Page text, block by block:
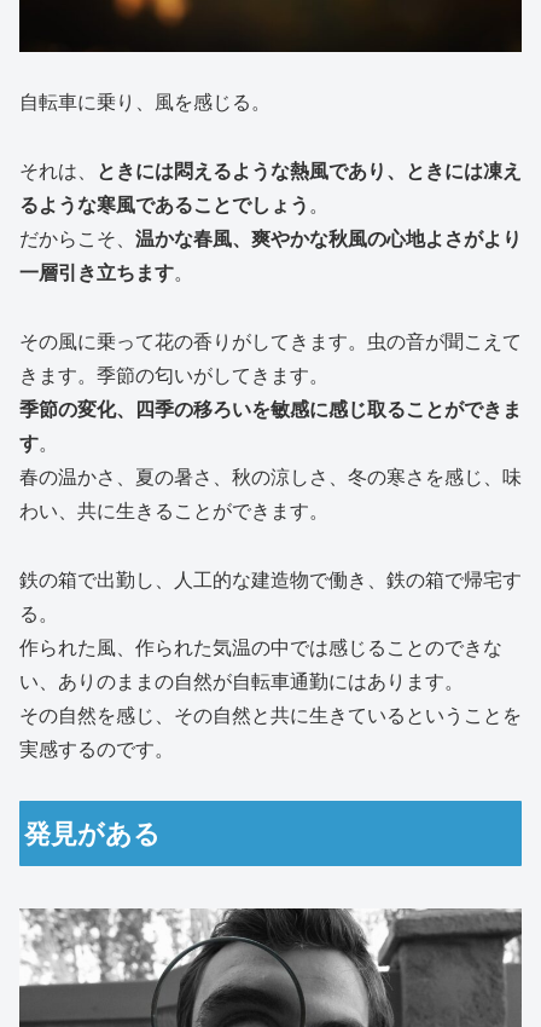
自転車に乗り、風を感じる。
それは、
ときには悶えるような熱風であり、ときには凍え
るような寒風であることでしょう 。
だからこそ、 温かな春風、爽やかな秋風の心地よさがより
一層引き立ちます。
その風に乗って花の香りがしてきます。虫の音が聞こえて
きます。季節の匂いがしてきます。
季節の変化、四季の移ろいを敏感に感じ取ることができま
す。
春の温かさ、夏の暑さ、秋の涼しさ、冬の寒さを感じ、味
わい、共に生きることができます。
鉄の箱で出勤し、人工的な建造物で働き、鉄の箱で帰宅す
る。
作られた風、作られた気温の中では感じることのできな
い、ありのままの自然が自転車通勤にはあります。
その自然を感じ、その自然と共に生きているということを
実感するのです。
発見がある